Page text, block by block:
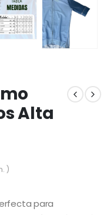
Alta
)
para